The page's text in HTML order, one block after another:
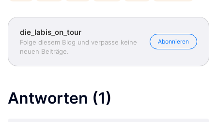
die_labis_on_tour
Folge diesem Blog und verpasse keine
neuen Beiträge.
Abonnieren
Antworten (1)